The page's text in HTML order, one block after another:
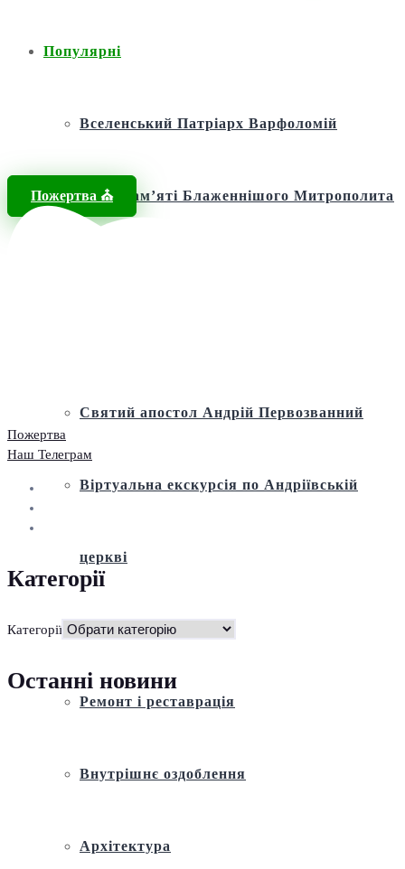
Популярні
Вселенський Патріарх Варфоломій
Фонд пам’яті Блаженнішого Митрополита
Святий апостол Андрій Первозванний
Віртуальна екскурсія по Андріївській
церкві
Історія
Ремонт і реставрація
Внутрішнє оздоблення
Архітектура
Пожертва ⛪️
Пожертва
Наш Телеграм
Категорії
Категорії
Останні новини